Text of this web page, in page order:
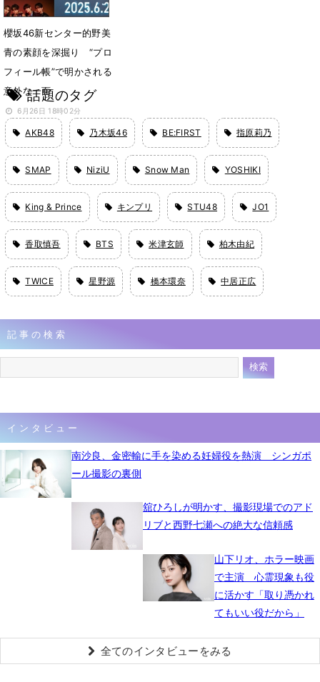
櫻坂46新センター的野美
青の素顔を深掘り “プロ
フィール帳”で明かされる
意外な一面
6月26日 18時02分
話題のタグ
AKB48 乃木坂46 BE:FIRST 指原莉乃
SMAP NiziU Snow Man YOSHIKI
King & Prince キンプリ STU48 JO1
香取慎吾 BTS 米津玄師 柏木由紀
TWICE 星野源 橋本環奈 中居正広
記事の検索
インタビュー
南沙良、金密輸に手を染める妊婦役を熱演 シンガポ
ール撮影の裏側
舘ひろしが明かす、撮影現場でのアド
リブと西野七瀬への絶大な信頼感
山下リオ、ホラー映画
で主演 心霊現象も役
に活かす「取り憑かれ
てもいい役だから」
全てのインタビューをみる